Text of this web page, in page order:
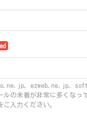
、ezweb.ne.jp、
ルの未着が非常に多くなっ
入力ください。